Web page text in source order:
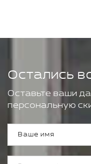
Остались
Оставьте ваши
персональную